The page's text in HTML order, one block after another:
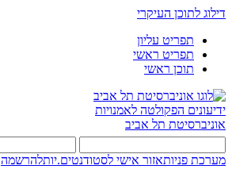
דילוג לתוכן העיקרי
תפריט עליון
תפריט ראשי
תוכן ראשי
ידיעונים הפקולטה לאמנויות
אוניברסיטת תל אביב
מערכת פניותאזור אישי לסטודנטים.יותלהרשמה